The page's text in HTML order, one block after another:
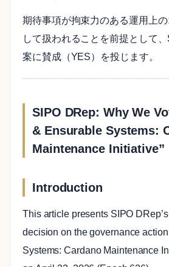
期待事項が拘束力のある運用上
して扱われることを前提として
案に賛成（YES）を投じます。
SIPO DRep: Why We
& Ensurable Systems:
Maintenance Initiative”
Introduction
This article presents SIPO
decision on the governance
Systems: Cardano Maintenance